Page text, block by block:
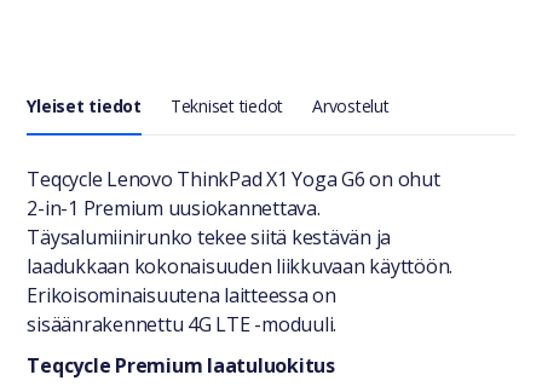
Yleiset tiedot Tekniset tiedot Arvostelut
Yleiset tiedot
Teqcycle Lenovo ThinkPad X1 Yoga G6 on ohut
2-in-1 Premium uusiokannettava.
Täysalumiinirunko tekee siitä kestävän ja
laadukkaan kokonaisuuden liikkuvaan käyttöön.
Erikoisominaisuutena laitteessa on
sisäänrakennettu 4G LTE -moduuli.
Teqcycle Premium laatuluokitus